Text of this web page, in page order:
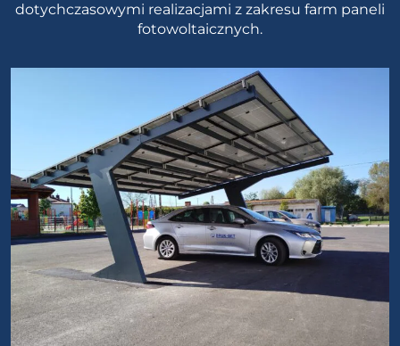
dotychczasowymi realizacjami z zakresu farm paneli
fotowoltaicznych.